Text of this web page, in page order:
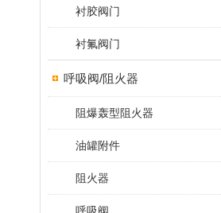
衬胶阀门
衬氟阀门
呼吸阀/阻火器
阻爆轰型阻火器
油罐附件
阻火器